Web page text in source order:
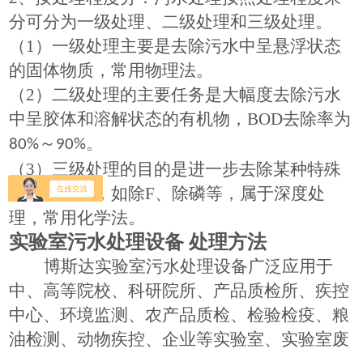
分可分为一级处理、二级处理和三级处理。
（ 1 ）一级处理主要是去除污水中呈悬浮状态
的固体物质，常用物理法。
（2）二级处理的主要任务是大幅度去除污水
中呈胶体和溶解状态的有机物，BOD去除率为
80%～ 90%。
（3）三级处理的目的是进一步去除某种特殊
的污染物质，如除F、除磷等，属于深度处
理，常用化学法。
实验室污水处理设备 处理方法
博斯达实验室污水处理设备广泛应用于
中、高等院校、科研院所、产品质检所、疾控
中心、环境监测、农产品质检、检验检疫、粮
油检测、动物疾控、企业等实验室、 实验室废